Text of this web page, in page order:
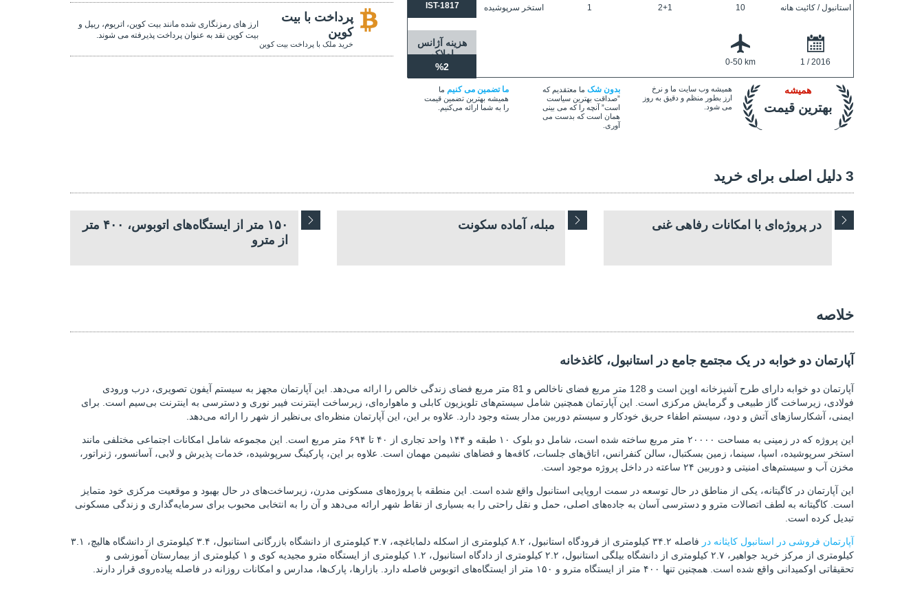
IST-1817
هزینه آژانس
املاک
%2
استانبول / کائیت هانه 10
2+1
1 استخر سرپوشیده
1 / 2016
0-50 km
همیشه
بهترین قیمت
همیشه وب سایت ما و نرخ
ارز بطور منظم و دقیق به روز
می شود.
بدون شک ما معتقدیم که
”صداقت بهترین سیاست
است” آنچه را که می بینی
همان است که بدست می
آوری.
ما تضمین می کنیم ما
همیشه بهترین تضمین قیمت
را به شما ارائه می‌کنیم.
پرداخت با بیت
کوین
خرید ملک با پرداخت بیت کوین
ارز های رمزنگاری شده مانند بیت کوین، اتریوم، ریپل و
بیت کوین نقد به عنوان پرداخت پذیرفته می شوند.
3 دلیل اصلی برای خرید
در پروژه‌ای با امکانات رفاهی غنی مبله، آماده سکونت
۱۵۰ متر از ایستگاه‌های اتوبوس، ۴۰۰ متر
از مترو
خلاصه
آپارتمان دو خوابه در یک مجتمع جامع در استانبول، کاغذخانه
آپارتمان دو خوابه دارای طرح آشپزخانه اوپن است و 128 متر مربع فضای ناخالص و 81 متر مربع فضای زندگی خالص را ارائه می‌دهد. این آپارتمان مجهز به سیستم آیفون تصویری، درب ورودی
فولادی، زیرساخت گاز طبیعی و گرمایش مرکزی است. این آپارتمان همچنین شامل سیستم‌های تلویزیون کابلی و ماهواره‌ای، زیرساخت اینترنت فیبر نوری و دسترسی به اینترنت بی‌سیم است. برای
ایمنی، آشکارسازهای آتش و دود، سیستم اطفاء حریق خودکار و سیستم دوربین مدار بسته وجود دارد. علاوه بر این، این آپارتمان منظره‌ای بی‌نظیر از شهر را ارائه می‌دهد.
این پروژه که در زمینی به مساحت ۲۰۰۰۰ متر مربع ساخته شده است، شامل دو بلوک ۱۰ طبقه و ۱۴۴ واحد تجاری از ۴۰ تا ۶۹۴ متر مربع است. این مجموعه شامل امکانات اجتماعی مختلفی مانند
استخر سرپوشیده، اسپا، سینما، زمین بسکتبال، سالن کنفرانس، اتاق‌های جلسات، کافه‌ها و فضاهای نشیمن مهمان است. علاوه بر این، پارکینگ سرپوشیده، خدمات پذیرش و لابی، آسانسور، ژنراتور،
مخزن آب و سیستم‌های امنیتی و دوربین ۲۴ ساعته در داخل پروژه موجود است.
این آپارتمان در کاگیتانه، یکی از مناطق در حال توسعه در سمت اروپایی استانبول واقع شده است. این منطقه با پروژه‌های مسکونی مدرن، زیرساخت‌های در حال بهبود و موقعیت مرکزی خود متمایز
است. کاگیتانه به لطف اتصالات مترو و دسترسی آسان به جاده‌های اصلی، حمل و نقل راحتی را به بسیاری از نقاط شهر ارائه می‌دهد و آن را به انتخابی محبوب برای سرمایه‌گذاری و زندگی مسکونی
تبدیل کرده است.
آپارتمان فروشی در استانبول کایثانه در
فاصله ۳۴.۲ کیلومتری از فرودگاه استانبول، ۸.۲ کیلومتری از اسکله دلماباغچه، ۳.۷ کیلومتری از دانشگاه بازرگانی استانبول، ۳.۴ کیلومتری از دانشگاه هالیچ، ۳.۱
کیلومتری از مرکز خرید جواهیر، ۲.۷ کیلومتری از دانشگاه بیلگی استانبول، ۲.۲ کیلومتری از دادگاه استانبول، ۱.۲ کیلومتری از ایستگاه مترو مجیدیه کوی و ۱ کیلومتری از بیمارستان آموزشی و
تحقیقاتی اوکمیدانی واقع شده است. همچنین تنها ۴۰۰ متر از ایستگاه مترو و ۱۵۰ متر از ایستگاه‌های اتوبوس فاصله دارد. بازارها، پارک‌ها، مدارس و امکانات روزانه در فاصله پیاده‌روی قرار دارند.